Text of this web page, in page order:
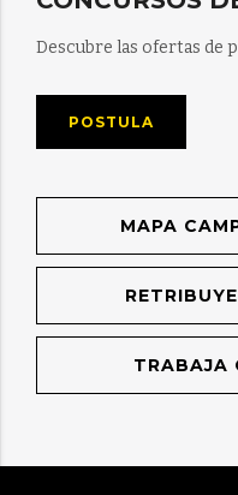
Descubre las ofertas de
POSTULA
MAPA
TRABAJA